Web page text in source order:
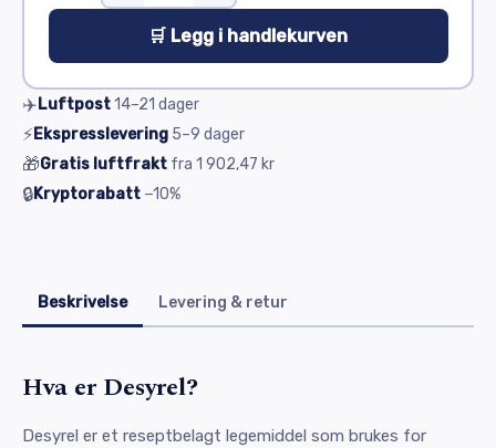
🛒 Legg i handlekurven
✈️Luftpost14–21 dager
⚡Ekspresslevering 5–9 dager
🎁Gratis luftfrakt fra 1 902,47 kr
🔒Kryptorabatt −10%
Beskrivelse Levering & retur
Hva er Desyrel?
Desyrel er et reseptbelagt legemiddel som brukes for